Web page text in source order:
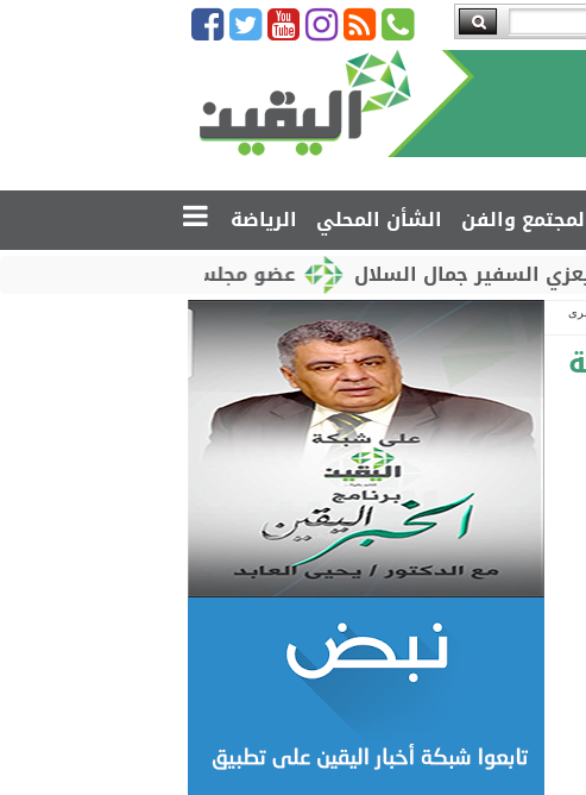
والفن الشأن المحلي
الرياضة
عضو مجلس القيادة محمود الصبيحي يدشّن
جمال السلال